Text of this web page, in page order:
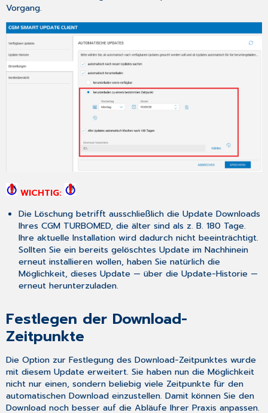
Vorgang.
WICHTIG:
Die Löschung betrifft ausschließlich die Update Downloads
Ihres CGM TURBOMED, die älter sind als z. B. 180 Tage.
Ihre aktuelle Installation wird dadurch nicht beeinträchtigt.
Sollten Sie ein bereits gelöschtes Update im Nachhinein
erneut installieren wollen, haben Sie natürlich die
Möglichkeit, dieses Update — über die Update-Historie —
erneut herunterzuladen.
Festlegen der Download-
Zeitpunkte
Die Option zur Festlegung des Download-Zeitpunktes wurde
mit diesem Update erweitert. Sie haben nun die Möglichkeit
nicht nur einen, sondern beliebig viele Zeitpunkte für den
automatischen Download einzustellen. Damit können Sie den
Download noch besser auf die Abläufe Ihrer Praxis anpassen.